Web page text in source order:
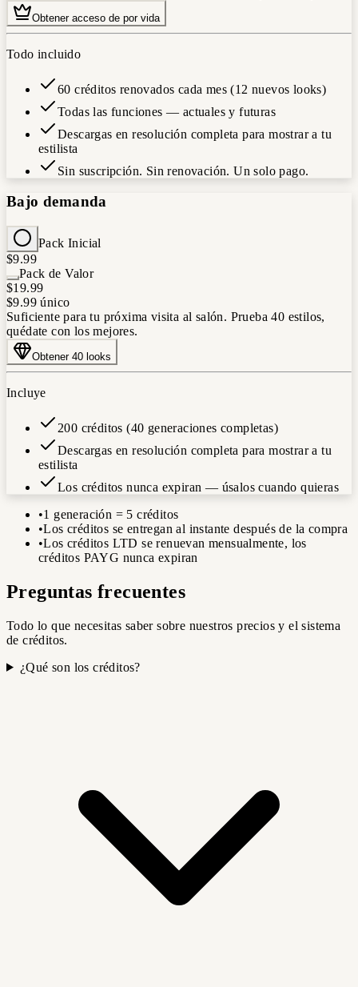
Obtener acceso de por vida
Todo incluido
60 créditos renovados cada mes (12 nuevos looks)
Todas las funciones — actuales y futuras
Descargas en resolución completa para mostrar a tu
estilista
Sin suscripción. Sin renovación. Un solo pago.
Bajo demanda
Pack Inicial
$9.99
Pack de Valor
$19.99
$9.99 único
Suficiente para tu próxima visita al salón. Prueba 40 estilos,
quédate con los mejores.
Obtener 40 looks
Incluye
200 créditos (40 generaciones completas)
Descargas en resolución completa para mostrar a tu
estilista
Los créditos nunca expiran — úsalos cuando quieras
•1 generación = 5 créditos
•Los créditos se entregan al instante después de la compra
•Los créditos LTD se renuevan mensualmente, los
créditos PAYG nunca expiran
Preguntas frecuentes
Todo lo que necesitas saber sobre nuestros precios y el sistema
de créditos.
¿Qué son los créditos?